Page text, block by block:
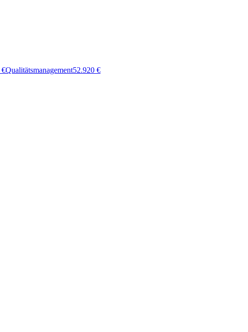
€Qualitätsmanagement52.920 €